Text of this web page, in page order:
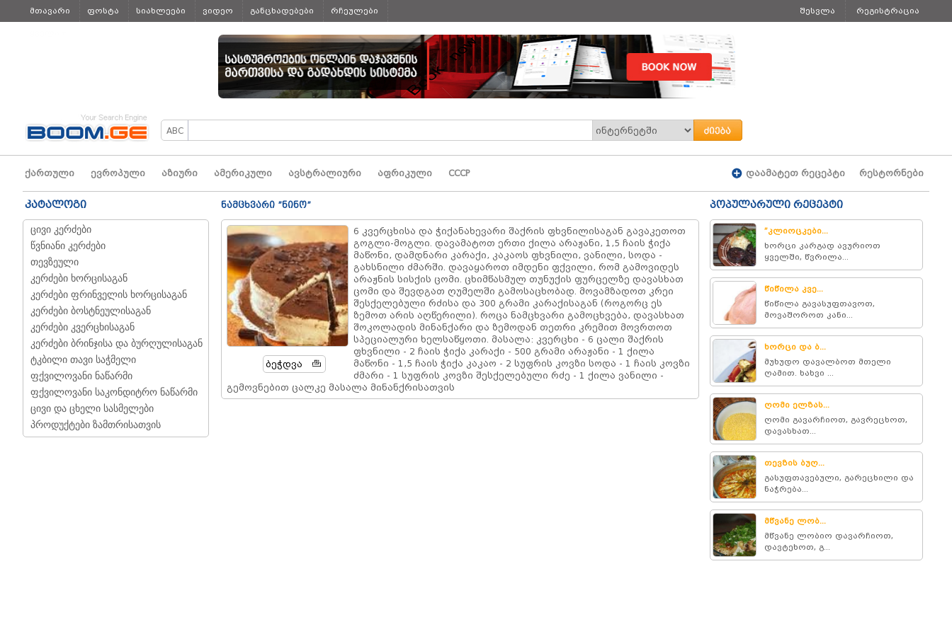
მთავარი ფოსტა სიახლეები ვიდეო განცხადებები რჩეულები შესვლა რეგისტრაცია
ქართული ევროპული აზიური ამერიკული ავსტრალიური აფრიკული СССР დაამატეთ რეცეპტი რესტორნები
კატალოგი
ცივი კერძები
წვნიანი კერძები
თევზეული
კერძები ხორცისაგან
კერძები ფრინველის ხორცისაგან
კერძები ბოსტნეულისაგან
კერძები კვერცხისაგან
კერძები ბრინჯისა და ბურღულისაგან
ტკბილი თავი საჭმელი
ფქვილოვანი ნაწარმი
ფქვილოვანი საკონდიტრო ნაწარმი
ცივი და ცხელი სასმელები
პროდუქტები ზამთრისათვის
ნამცხვარი ”ნინო”
Ბეჭდვა
6 კვერცხისა და ჭიქანახევარი შაქრის ფხვნილისაგან გავაკეთოთ
გოგლი-მოგლი. დავამატოთ ერთი ქილა არაჟანი, 1,5 ჩაის ჭიქა
მაწონი, დამდნარი კარაქი, კაკაოს ფხვნილი, ვანილი, სოდა -
გახსნილი ძმარში. დავაყაროთ იმდენი ფქვილი, რომ გამოვიდეს
არაჟნის სისქის ცომი. ცხიმწასმულ თუნუქის ფურცელზე დავასხათ
ცომი და შევდგათ ღუმელში გამოსაცხობად. მოვამზადოთ კრეი
შესქელებული რძისა და 300 გრამი კარაქისაგან (როგორც ეს
ზემოთ არის აღწერილი). როცა ნამცხვარი გამოცხვება, დავასხათ
შოკოლადის მინანქარი და ზემოდან თეთრი კრემით მოვრთოთ
სპეციალური ხელსაწყოთი. მასალა: კვერცხი - 6 ცალი შაქრის
ფხვნილი - 2 ჩაის ჭიქა კარაქი - 500 გრამი არაჟანი - 1 ქილა
მაწონი - 1,5 ჩაის ჭიქა კაკაო - 2 სუფრის კოვზი სოდა - 1 ჩაის კოვზი
ძმარი - 1 სუფრის კოვზი შესქელებული რძე - 1 ქილა ვანილი -
გემოვნებით ცალკე მასალა მინანქრისათვის
პოპულარული რეცეპტი
”კლიოცკები...
ხორცი კარგად ავურიოთ
ყველში, წვრილა...
წიწილა კვე...
წიწილა გავასუფთავოთ,
მოვაშოროთ კანი...
ხორცი და ბ...
მუხუდო დავალბოთ მთელი
ღამით. ხახვი ...
ღომი ელზას...
ღომი გავარჩიოთ, გავრეცხოთ,
დავასხათ...
თევზის ბუღ...
გასუფთავებული, გარეცხილი და
ნაჭრება...
მწვანე ლობ...
მწვანე ლობიო დავარჩიოთ,
დავტეხოთ, გ...